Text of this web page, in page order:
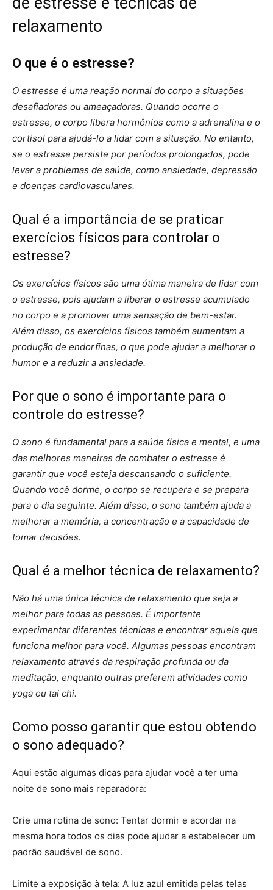
relaxamento
O que é o estresse?
O estresse é uma reação normal do corpo a situações
desafiadoras ou ameaçadoras. Quando ocorre o
estresse, o corpo libera hormônios como a adrenalina e o
cortisol para ajudá-lo a lidar com a situação. No entanto,
se o estresse persiste por períodos prolongados, pode
levar a problemas de saúde, como ansiedade, depressão
e doenças cardiovasculares.
Qual é a importância de se praticar
exercícios físicos para controlar o
estresse?
Os exercícios físicos são uma ótima maneira de lidar com
o estresse, pois ajudam a liberar o estresse acumulado
no corpo e a promover uma sensação de bem-estar.
Além disso, os exercícios físicos também aumentam a
produção de endorfinas, o que pode ajudar a melhorar o
humor e a reduzir a ansiedade.
Por que o sono é importante para o
controle do estresse?
O sono é fundamental para a saúde física e mental, e uma
das melhores maneiras de combater o estresse é
garantir que você esteja descansando o suficiente.
Quando você dorme, o corpo se recupera e se prepara
para o dia seguinte. Além disso, o sono também ajuda a
melhorar a memória, a concentração e a capacidade de
tomar decisões.
Qual é a melhor técnica de relaxamento?
Não há uma única técnica de relaxamento que seja a
melhor para todas as pessoas. É importante
experimentar diferentes técnicas e encontrar aquela que
funciona melhor para você. Algumas pessoas encontram
relaxamento através da respiração profunda ou da
meditação, enquanto outras preferem atividades como
yoga ou tai chi.
Como posso garantir que estou obtendo
o sono adequado?
Aqui estão algumas dicas para ajudar você a ter uma
noite de sono mais reparadora:
Crie uma rotina de sono: Tentar dormir e acordar na
mesma hora todos os dias pode ajudar a estabelecer um
padrão saudável de sono.
Limite a exposição à tela: A luz azul emitida pelas telas